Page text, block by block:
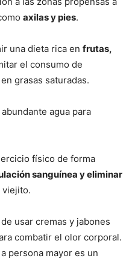
axilas y pies.
una dieta rica en frutas,
el consumo de
grasas saturadas.
agua para
físico de forma
sanguínea y eliminar
viejito.
de usar cremas y jabones
combatir el olor corporal.
persona mayor es un